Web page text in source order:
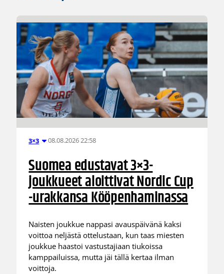
3×3 08.08.2026 22:58
Suomea edustavat 3×3-
joukkueet aloittivat Nordic Cup
-urakkansa Kööpenhaminassa
Naisten joukkue nappasi avauspäivänä kaksi
voittoa neljästä ottelustaan, kun taas miesten
joukkue haastoi vastustajiaan tiukoissa
kamppailuissa, mutta jäi tällä kertaa ilman
voittoja.